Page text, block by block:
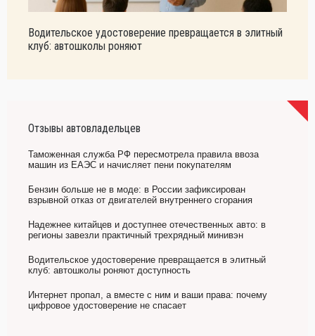
Водительское удостоверение превращается в элитный
клуб: автошколы роняют
Отзывы автовладельцев
Таможенная служба РФ пересмотрела правила ввоза
машин из ЕАЭС и начисляет пени покупателям
Бензин больше не в моде: в России зафиксирован
взрывной отказ от двигателей внутреннего сгорания
Надежнее китайцев и доступнее отечественных авто: в
регионы завезли практичный трехрядный минивэн
Водительское удостоверение превращается в элитный
клуб: автошколы роняют доступность
Интернет пропал, а вместе с ним и ваши права: почему
цифровое удостоверение не спасает